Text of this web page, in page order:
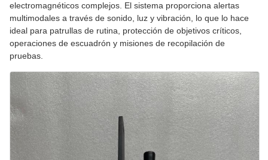
electromagnéticos complejos. El sistema proporciona alertas
multimodales a través de sonido, luz y vibración, lo que lo hace
ideal para patrullas de rutina, protección de objetivos críticos,
operaciones de escuadrón y misiones de recopilación de
pruebas.